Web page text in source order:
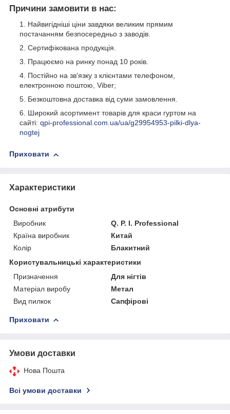
Причини замовити в нас:
Найвигідніші ціни завдяки великим прямим
постачанням безпосередньо з заводів.
Сертифікована продукція.
Працюємо на ринку понад 10 років.
Постійно на зв'язку з клієнтами телефоном,
електронною поштою, Viber;
Безкоштовна доставка від суми замовлення.
Широкий асортимент товарів для краси гуртом на
сайті: qpi-professional.com.ua/ua/g29954953-pilki-dlya-
nogtej
Приховати
Характеристики
Основні атрибути
Виробник
Q. P. I. Professional
Країна виробник
Китай
Колір
Блакитний
Користувальницькі характеристики
Призначення
Для нігтів
Матеріал виробу
Метал
Вид пилкок
Сапфірові
Приховати
Умови доставки
Нова Пошта
Всі умови доставки